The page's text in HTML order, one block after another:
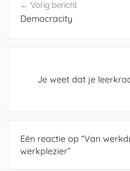
navigatie
Vorig bericht
Democracity
Je weet dat je
Eén reactie op “Van
werkplezier”